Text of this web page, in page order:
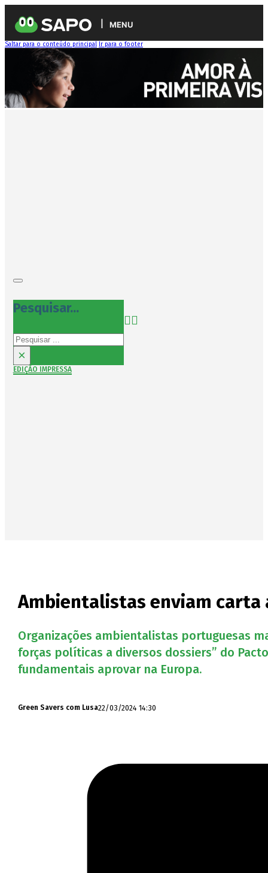
MENU
Saltar para o conteúdo principal Ir para o footer
Pesquisar...
Pesquisar
×
EDIÇÃO IMPRESSA
Ambientalistas enviam carta
Organizações ambientalistas portuguesas
forças políticas a diversos dossiers” do
fundamentais aprovar na Europa.
Green Savers com Lusa22/03/2024 14:30